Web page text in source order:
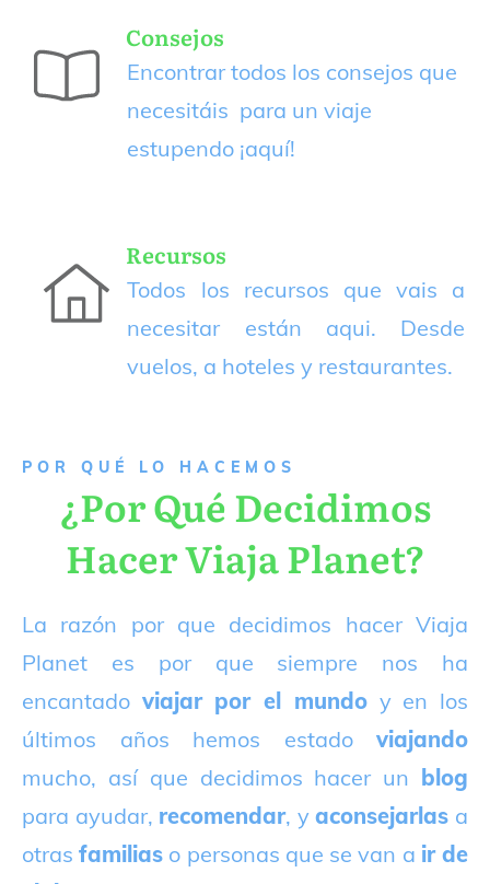
Consejos
Encontrar todos los consejos que
necesitáis para un viaje
estupendo ¡aquí!
Recursos
Todos los recursos que vais a
necesitar están aqui. Desde
vuelos, a hoteles y restaurantes.
P OR QUÉ LO HACEMOS
¿Por Qué Decidimos
Hacer Viaja Planet?
La razón por que decidimos hacer Viaja
Planet es por que siempre nos ha
encantado viajar por el mundoy en los
últimos años hemos estado viajando
mucho, así que decidimos hacer un blog
para ayudar, recomendar, yaconsejarlas a
otrasfamilias o personas que se van a ir de